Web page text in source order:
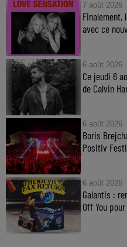
7 août 2026
Finalement,
avec ce
6 août 2026
Ce jeudi 6
de Calvin
6 août 2026
Boris
Positiv
6 août 2026
Galantis :
Off You